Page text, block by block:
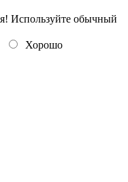
Используйте обычный
Хорошо